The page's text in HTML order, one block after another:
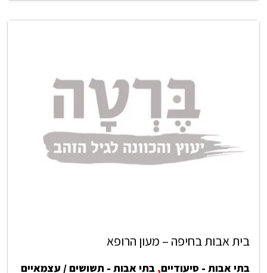
בית אבות בחיפה – מעון הרופא
בתי אבות - סיעודיים, בתי אבות - תשושים / עצמאיים